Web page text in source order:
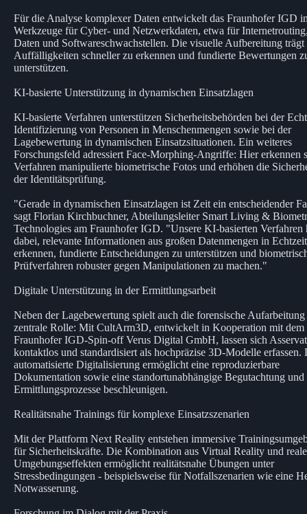
Für die Analyse komplexer Daten entwickelt das Fraunhofer IGD
Werkzeuge für Cyber- und Netzwerkdaten, etwa für
Daten und Softwareschwachstellen. Die visuelle Aufbereitung trägt
Auffälligkeiten schneller zu erkennen und fundierte Bewertungen
unterstützen.
KI-basierte Unterstützung in dynamischen Einsatzlagen
KI-basierte Verfahren unterstützen Sicherheitsbehörden bei der
Identifizierung von Personen in Menschenmengen sowie bei der
Lagebewertung in dynamischen Einsatzsituationen. Ein weiteres
Forschungsfeld adressiert Face-Morphing-Angriffe: Hier erkennen
Verfahren manipulierte biometrische Fotos und erhöhen die
der Identitätsprüfung.
"Gerade in dynamischen Einsatzlagen ist Zeit ein entscheidender
sagt Florian Kirchbuchner, Abteilungsleiter Smart Living &
Technologies am Fraunhofer IGD. "Unsere KI-basierten Verfahren
dabei, relevante Informationen aus großen Datenmengen in
erkennen, fundierte Entscheidungen zu unterstützen und
Prüfverfahren robuster gegen Manipulationen zu machen."
Digitale Unterstützung in der Ermittlungsarbeit
Neben der Lagebewertung spielt auch die forensische Aufarbeitung
zentrale Rolle: Mit CultArm3D, entwickelt in Kooperation mit dem
Fraunhofer IGD-Spin-off Verus Digital GmbH, lassen sich
kontaktlos und standardisiert als hochpräzise 3D-Modelle erfassen.
automatisierte Digitalisierung ermöglicht eine reproduzierbare
Dokumentation sowie eine standortunabhängige Begutachtung und
Ermittlungsprozesse beschleunigen.
Realitätsnahe Trainings für komplexe Einsatzszenarien
Mit der Plattform Next Reality entstehen immersive
für Sicherheitskräfte. Die Kombination aus Virtual Reality und
Umgebungseffekten ermöglicht realitätsnahe Übungen unter
Stressbedingungen - beispielsweise für Notfallszenarien wie eine
Notwasserung.